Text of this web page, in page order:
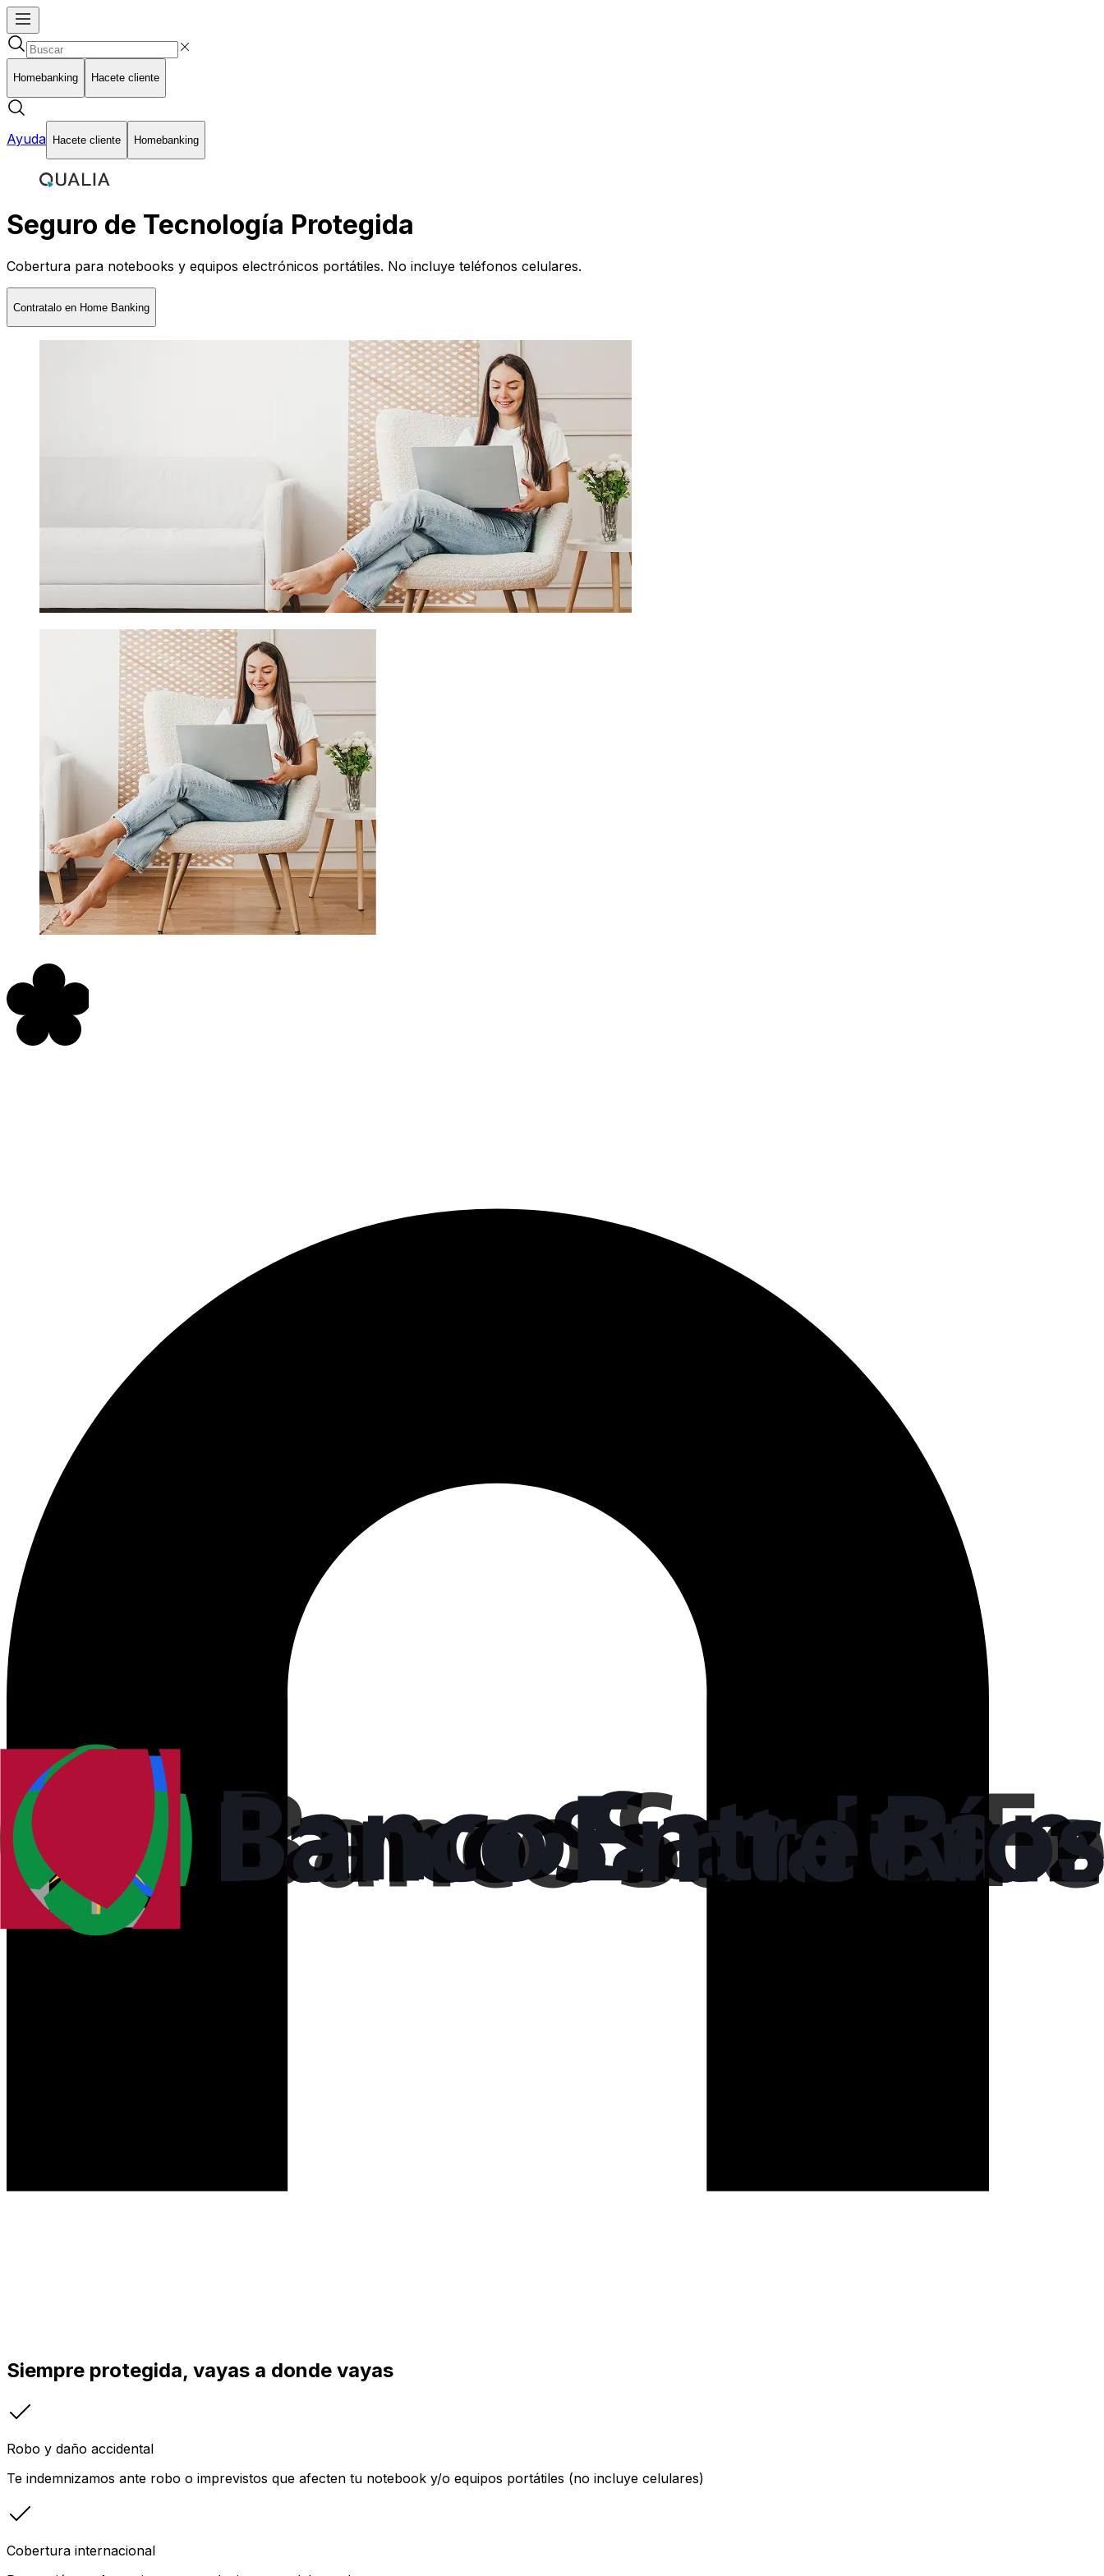
Homebanking Hacete cliente
Ayuda Hacete cliente Homebanking
Seguro de Tecnología Protegida
Cobertura para notebooks y equipos electrónicos portátiles. No incluye teléfonos celulares.
Contratalo en Home Banking
Siempre protegida, vayas a donde vayas
Robo y daño accidental
Te indemnizamos ante robo o imprevistos que afecten tu notebook y/o equipos portátiles (no incluye celulares)
Cobertura internacional